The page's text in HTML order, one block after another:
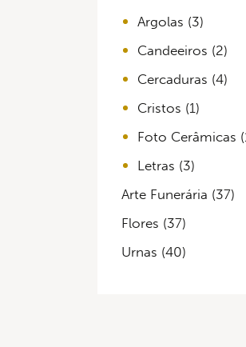
Argolas (3)
Candeeiros (2)
Cercaduras (4)
Cristos (1)
Foto Cerâmicas
Letras (3)
Arte Funerária (37)
Flores (37)
Urnas (40)